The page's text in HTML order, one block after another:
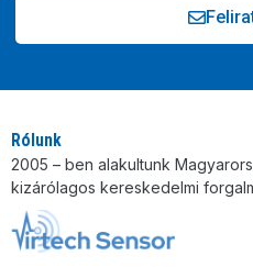
Rólunk
2005 – ben alakultunk
kizárólagos kereskedelmi